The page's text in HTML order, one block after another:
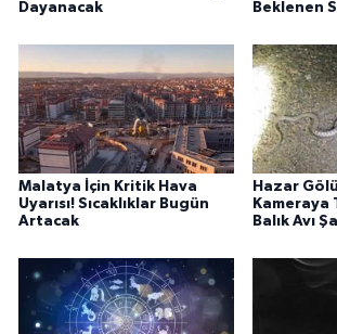
Dayanacak
Beklenen
Malatya İçin Kritik Hava
Uyarısı! Sıcaklıklar Bugün
Artacak
Hazar
Kameraya
Balık Avı